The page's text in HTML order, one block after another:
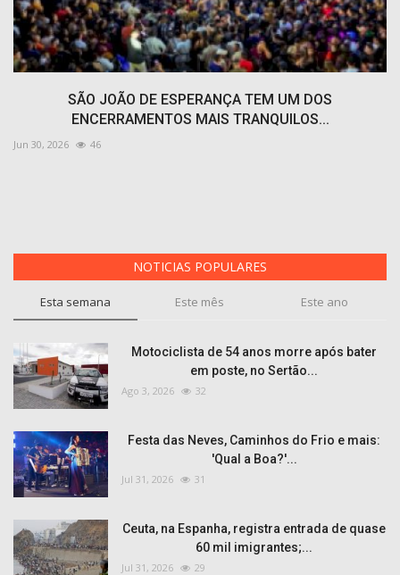
SÃO JOÃO DE ESPERANÇA TEM UM DOS
ENCERRAMENTOS MAIS TRANQUILOS...
Jun 30, 2026 46
NOTICIAS POPULARES
Esta semana Este mês Este ano
Motociclista de 54 anos morre após bater
em poste, no Sertão...
Ago 3, 2026 32
Festa das Neves, Caminhos do Frio e mais:
'Qual a Boa?'...
Jul 31, 2026 31
Ceuta, na Espanha, registra entrada de quase
60 mil imigrantes;...
Jul 31, 2026 29